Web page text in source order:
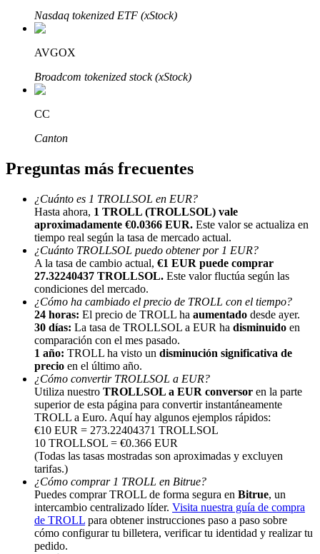
Afiliados de Bitrue
¡Hasta un 65% de comisiones!
Referencia
Invita a un amigo para recibir recompensas en efectivo
BTC Welcome Rewards
BTC Welcome Rewards
Deposit & Trade BTC to Share 25000 USDT prize pool!
Nasdaq tokenized ETF (xStock)
AVGOX
Broadcom tokenized stock (xStock)
CC
Canton
Preguntas más frecuentes
¿Cuánto es 1 TROLLSOL en EUR?
Hasta ahora, 1 TROLL (TROLLSOL) vale
aproximadamente €0.0366 EUR. Este valor se actualiza en
tiempo real según la tasa de mercado actual.
¿Cuánto TROLLSOL puedo obtener por 1 EUR?
A la tasa de cambio actual, €1 EUR puede comprar
27.32240437 TROLLSOL. Este valor fluctúa según las
condiciones del mercado.
¿Cómo ha cambiado el precio de TROLL con el tiempo?
24 horas: El precio de TROLL ha aumentado desde ayer.
30 días: La tasa de TROLLSOL a EUR ha disminuido en
comparación con el mes pasado.
1 año: TROLL ha visto un disminución significativa de
precio en el último año.
¿Cómo convertir TROLLSOL a EUR?
Utiliza nuestro TROLLSOL a EUR conversor en la parte
superior de esta página para convertir instantáneamente
TROLL a Euro. Aquí hay algunos ejemplos rápidos:
€10 EUR = 273.22404371 TROLLSOL
10 TROLLSOL = €0.366 EUR
(Todas las tasas mostradas son aproximadas y excluyen
tarifas.)
¿Cómo comprar 1 TROLL en Bitrue?
Puedes comprar TROLL de forma segura en Bitrue, un
intercambio centralizado líder. Visita nuestra guía de compra
de TROLL para obtener instrucciones paso a paso sobre
cómo configurar tu billetera, verificar tu identidad y realizar tu
pedido.